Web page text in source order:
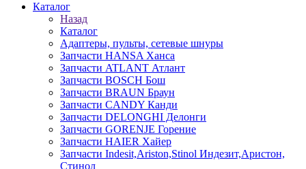
Каталог
Назад
Каталог
Адаптеры, пульты, сетевые шнуры
Запчасти HANSA Ханса
Запчасти ATLANT Атлант
Запчасти BOSCH Бош
Запчасти BRAUN Браун
Запчасти CANDY Канди
Запчасти DELONGHI Делонги
Запчасти GORENJE Горение
Запчасти HAIER Хайер
Запчасти Indesit,Ariston,Stinol Индезит,Аристон,
Стинол